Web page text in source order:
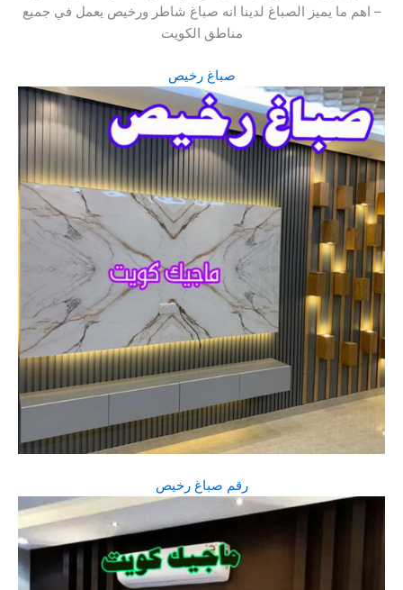
– اهم ما يميز الصباغ لدينا انه صباغ شاطر ورخيص يعمل في جميع
مناطق الكويت
صباغ رخيص
رقم صباغ رخيص